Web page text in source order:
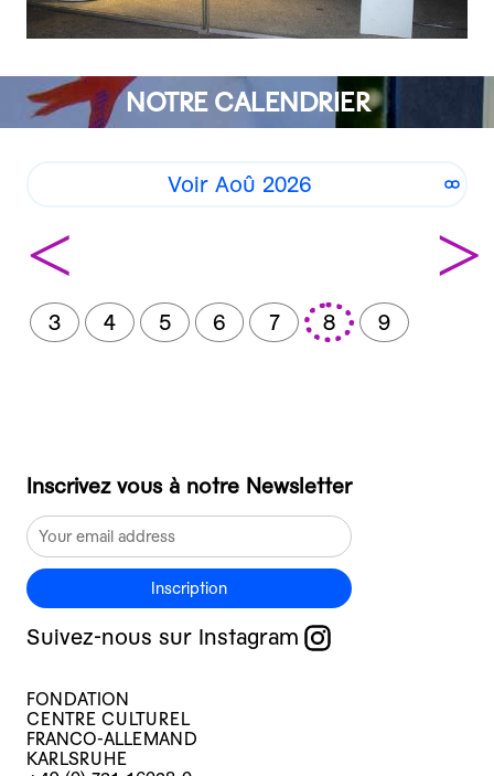
NOTRE CALENDRIER
Voir Aoû 2026
< >
3 4 5 6 7 8 9
Inscrivez vous à notre Newsletter
Inscription
Suivez-nous sur Instagram
FONDATION
CENTRE CULTUREL
FRANCO-ALLEMAND
KARLSRUHE